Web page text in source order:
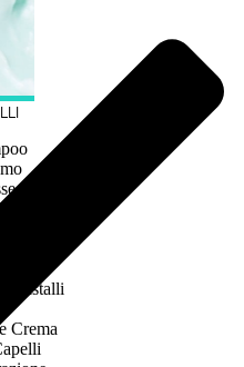
e Cristalli
e Crema